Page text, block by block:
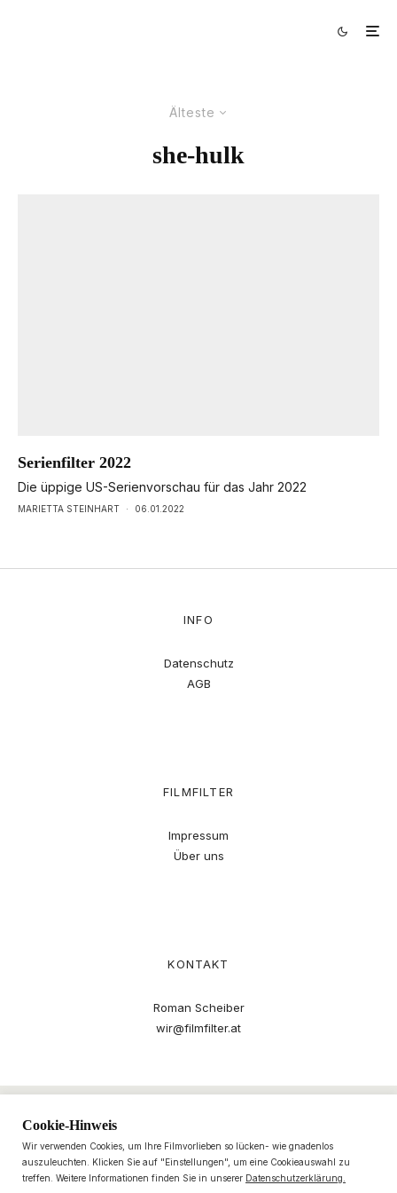
Älteste
she-hulk
Serienfilter 2022
Die üppige US-Serienvorschau für das Jahr 2022
MARIETTA STEINHART · 06.01.2022
INFO
Datenschutz
AGB
FILMFILTER
Impressum
Über uns
KONTAKT
Roman Scheiber
wir@filmfilter.at
Cookie-Hinweis
Wir verwenden Cookies, um Ihre Filmvorlieben so lücken- wie gnadenlos
auszuleuchten. Klicken Sie auf "Einstellungen", um eine Cookieauswahl zu
treffen. Weitere Informationen finden Sie in unserer Datenschutzerklärung.